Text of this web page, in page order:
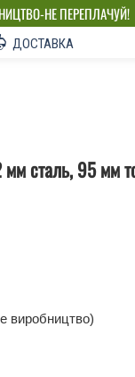
НЕ ПЕРЕПЛАЧУЙ!
ДОСТАВКА
мм сталь, 95 мм
виробництво)